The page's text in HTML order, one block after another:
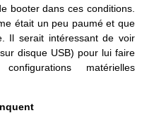
booter dans ces conditions.
était un peu paumé et que
Il serait intéressant de voir
disque USB) pour lui faire
matérielles